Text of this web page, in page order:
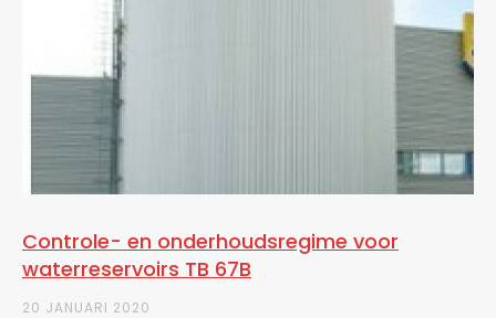
Controle- en onderhoudsregime voor
waterreservoirs TB 67B
20 JANUARI 2020